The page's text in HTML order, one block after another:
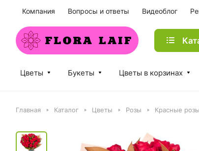
Компания Вопросы и ответы Видеоблог
Цветы Букеты Цветы в корзинах
Главная Каталог Цветы Розы Красные розы